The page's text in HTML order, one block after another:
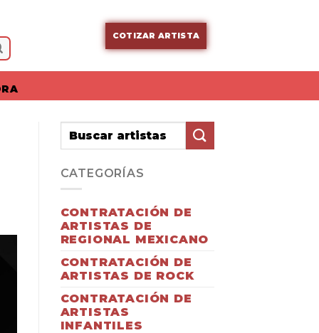
COTIZAR ARTISTA
CATEGORÍAS
CONTRATACIÓN DE
ARTISTAS DE
REGIONAL MEXICANO
CONTRATACIÓN DE
ARTISTAS DE ROCK
CONTRATACIÓN DE
ARTISTAS
INFANTILES